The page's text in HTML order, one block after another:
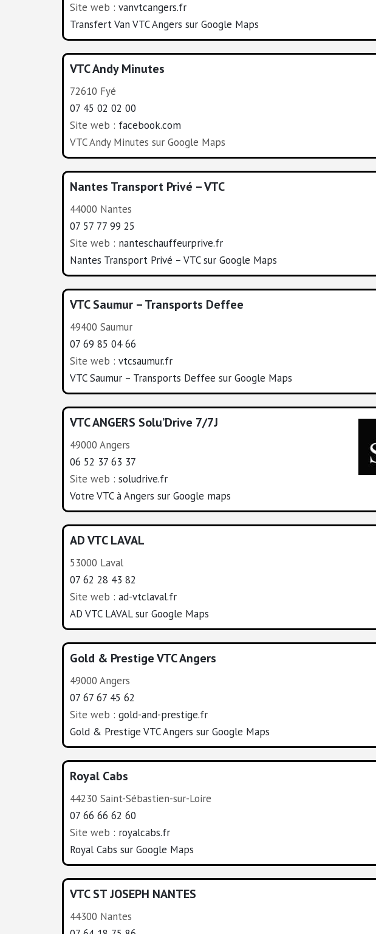
Site web : vanvtcangers.fr
Transfert Van VTC Angers sur Google Maps
VTC Andy Minutes
72610 Fyé
07 45 02 02 00
Site web : facebook.com
VTC Andy Minutes sur Google Maps
Nantes Transport Privé – VTC
44000 Nantes
07 57 77 99 25
Site web : nanteschauffeurprive.fr
Nantes Transport Privé – VTC sur Google Maps
VTC Saumur – Transports Deffee
49400 Saumur
07 69 85 04 66
Site web : vtcsaumur.fr
VTC Saumur – Transports Deffee sur Google Maps
VTC ANGERS Solu’Drive 7/7J
49000 Angers
06 52 37 63 37
Site web : soludrive.fr
Votre VTC à Angers sur Google maps
AD VTC LAVAL
53000 Laval
07 62 28 43 82
Site web : ad-vtclaval.fr
AD VTC LAVAL sur Google Maps
Gold & Prestige VTC Angers
49000 Angers
07 67 67 45 62
Site web : gold-and-prestige.fr
Gold & Prestige VTC Angers sur Google Maps
Royal Cabs
44230 Saint-Sébastien-sur-Loire
07 66 66 62 60
Site web : royalcabs.fr
Royal Cabs sur Google Maps
VTC ST JOSEPH NANTES
44300 Nantes